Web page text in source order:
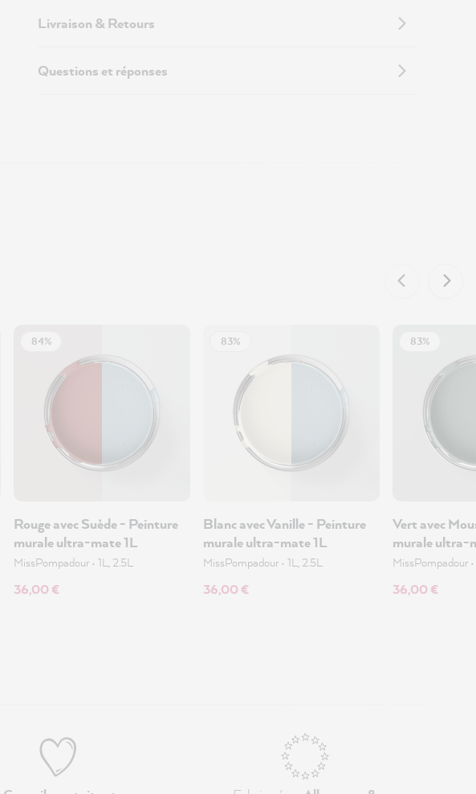
Livraison & Retours
Questions et réponses
84%
Rouge avec Suède - Peinture
murale ultra-mate 1L
MissPompadour • 1L, 2.5L
36,00 €
83%
Blanc avec Vanille - Peinture
murale ultra-mate 1L
MissPompadour • 1L, 2.5L
36,00 €
83%
Vert avec
murale ultra-
MissPompadour •
36,00 €